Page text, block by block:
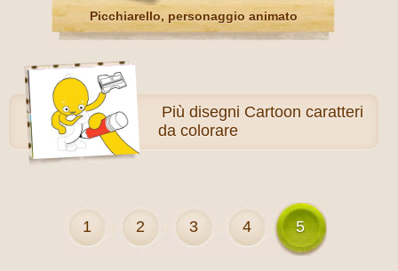
Picchiarello, personaggio animato
Piùdisegni Cartoon caratteri
da colorare
1 2 3 4 5